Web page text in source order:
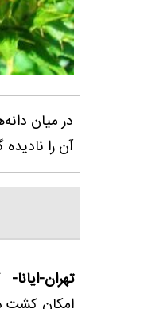
در میان
آن را
تهران-ایانا-